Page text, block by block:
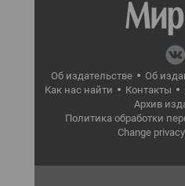
Об издательстве Об
Как нас найти
Контакты
Архив
Политика обработки
Change